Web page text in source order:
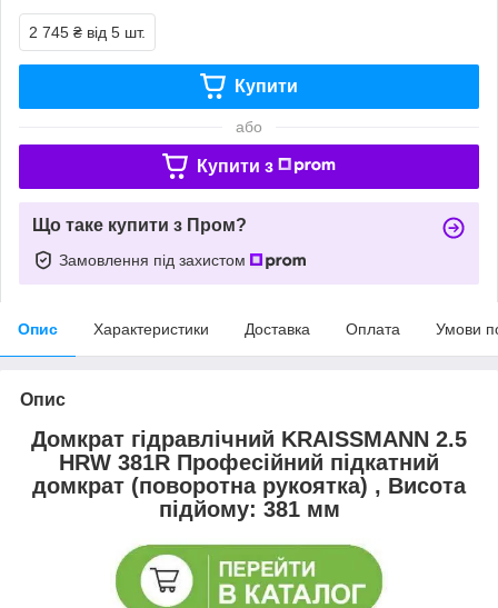
2 745 ₴ від 5 шт.
Купити
або
Купити з
Що таке купити з Пром?
Замовлення під захистом
Опис Характеристики Доставка Оплата Умови
Опис
Домкрат гідравлічний KRAISSMANN 2.5
HRW 381R Професійний підкатний
домкрат (поворотна рукоятка) , Висота
підйому: 381 мм